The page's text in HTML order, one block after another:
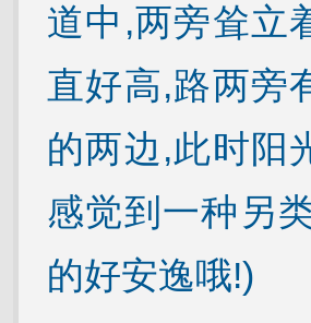
道中,两旁耸立
直好高,路两旁
的两边,此时阳
感觉到一种另
的好安逸哦!)